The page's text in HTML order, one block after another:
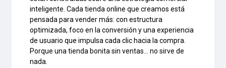
inteligente. Cada tienda online que creamos está
pensada para vender más: con estructura
optimizada, foco en la conversión y una experiencia
de usuario que impulsa cada clic hacia la compra.
Porque una tienda bonita sin ventas… no sirve de
nada.